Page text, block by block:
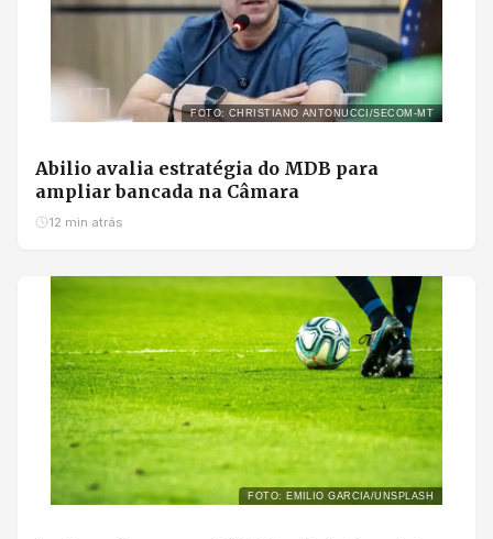
FOTO: CHRISTIANO ANTONUCCI/SECOM-MT
Abilio avalia estratégia do MDB para
ampliar bancada na Câmara
12 min atrás
FOTO: EMILIO GARCIA/UNSPLASH